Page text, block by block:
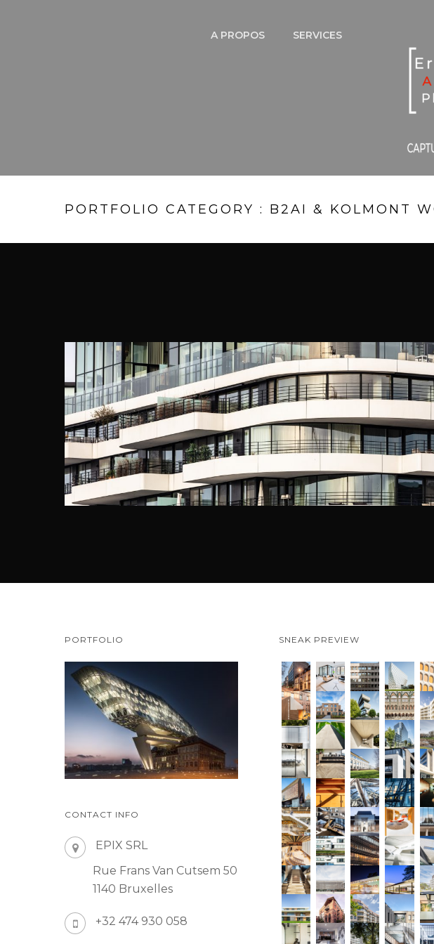
A PROPOS SERVICES
PORTFOLIO CATEGORY : B2AI & KOLMONT
ZUIDZICHT, HASSELT
B2Ai & Kolmont Woonprojecten
PORTFOLIO
CONTACT INFO
EPIX SRL
Rue Frans Van Cutsem 50
1140 Bruxelles
+32 474 930 058
SNEAK PREVIEW